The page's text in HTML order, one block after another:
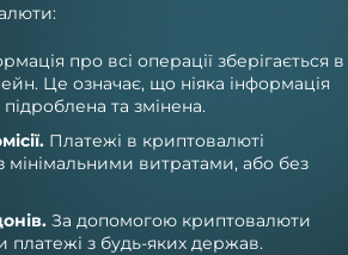
про всі операції зберігається в
Це означає, що ніяка інформація
та змінена.
Платежі в криптовалюті
мінімальними витратами, або без
За допомогою криптовалюти
з будь-яких держав.